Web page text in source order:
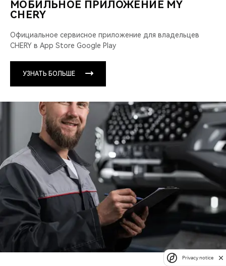
МОБИЛЬНОЕ ПРИЛОЖЕНИЕ MY
CHERY
Официальное сервисное приложение для владельцев
CHERY в App Store Google Play
УЗНАТЬ БОЛЬШЕ
Privacy notice